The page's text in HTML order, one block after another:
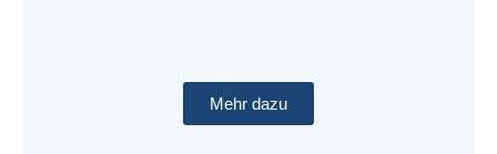
Mehr dazu